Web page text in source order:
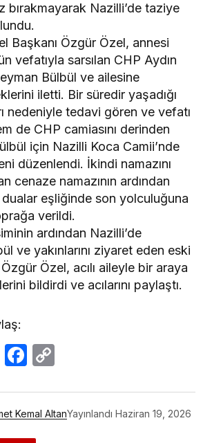
bırakmayarak Nazilli’de taziye
Başkanı Özgür Özel, annesi
vefatıyla sarsılan CHP Aydın
Bülbül ve ailesine
iletti. Bir süredir yaşadığı
nedeniyle tedavi gören ve vefatı
de CHP camiasını derinden
için Nazilli Koca Camii’nde
düzenlendi. İkindi namazını
cenaze namazının ardından
eşliğinde son yolculuğuna
verildi.
ardından Nazilli’de
ve yakınlarını ziyaret eden eski
Özel, acılı aileyle bir araya
bildirdi ve acılarını paylaştı.
LinkedIn
Facebook
Kemal AltanYayınlandı Haziran 19, 2026